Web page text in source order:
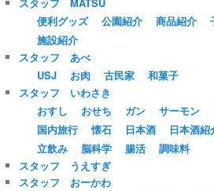
便利グッズ
公園紹介 商品紹介
施設紹介
スタッフ あべ
USJ
お肉 古民家
和菓子
スタッフ いわさき
おすし
おせち ガン サーモン
国内旅行
懐石 日本酒 日本酒紹
立飲み
脳科学 腸活
調味料
スタッフ うえすぎ
スタッフ おーかわ